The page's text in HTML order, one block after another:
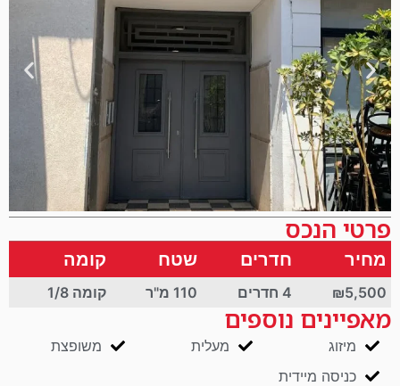
פרטי הנכס
מחיר חדרים שטח קומה
₪5,500 4 חדרים 110 מ"ר קומה 1/8
מאפיינים נוספים
מיזוג מעלית
משופצת
כניסה מיידית